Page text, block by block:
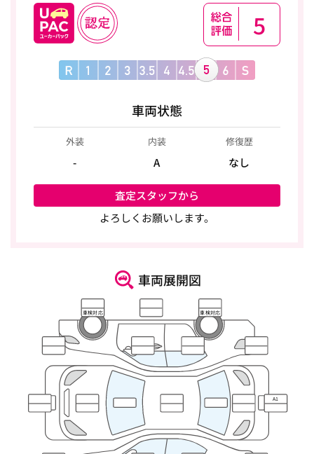
5
車両状態
外装
-
内装
A
修復歴
なし
査定スタッフから
よろしくお願いします。
車両展開図
車検対応 車検対応
A1